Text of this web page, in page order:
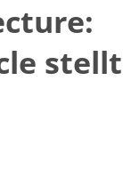
stellt